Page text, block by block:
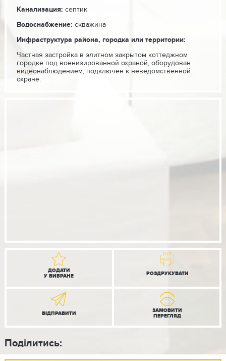
Канализация: септик
Водоснабжение: скважина
Инфраструктура района, городка или территории:
Частная застройка в элитном закрытом коттеджном
городке под военизированной охраной, оборудован
видеонаблюдением, подключен к неведомственной
охране.
ДОДАТИ
У ВИБРАНЕ
РОЗДРУКУВАТИ
ВІДПРАВИТИ
ЗАМОВИТИ
ПЕРЕГЛЯД
Поділитись: